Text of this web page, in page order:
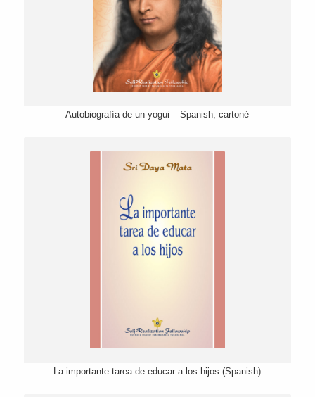
Autobiografía de un yogui – Spanish, cartoné
La importante tarea de educar a los hijos (Spanish)